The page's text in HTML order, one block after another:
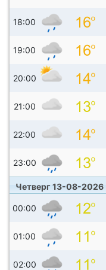
18:00
19:00
20:00
21:00
22:00
23:00
Четверг 13-08-2026
00:00
01:00
02:00